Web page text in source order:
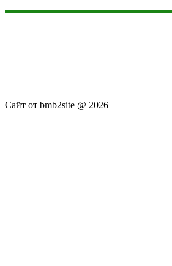
Сайт от bmb2site @ 2026